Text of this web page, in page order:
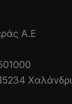
Α.Ε
Χαλάνδρι